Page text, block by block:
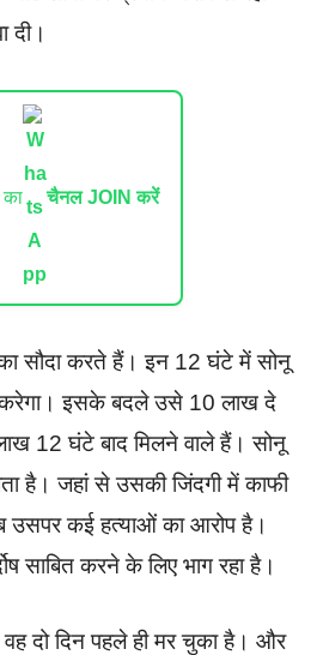
दी।
का चैनल JOIN करें
सौदा करते हैं। इन 12 घंटे में सोनू
इसके बदले उसे 10 लाख दे
12 घंटे बाद मिलने वाले हैं। सोनू
है। जहां से उसकी जिंदगी में काफी
कई हत्याओं का आरोप है।
साबित करने के लिए भाग रहा है।
दो दिन पहले ही मर चुका है। और